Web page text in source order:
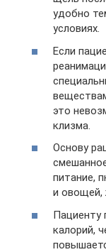
удобно
условиях.
Если
это
клизма.
Основу
питание,
и овощей,
Пациенту
калорий,